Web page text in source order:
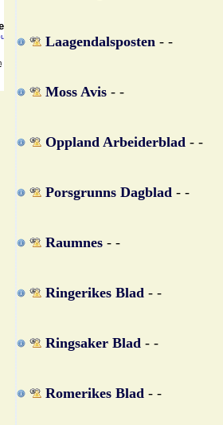
Laagendalsposten - -
Moss Avis - -
Oppland Arbeiderblad - -
Porsgrunns Dagblad - -
Raumnes - -
Ringerikes Blad - -
Ringsaker Blad - -
Romerikes Blad - -